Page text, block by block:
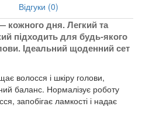
Відгуки (0)
кожного дня. Легкий та
підходить для будь-якого
Ідеальний щоденний сет
волосся і шкіру голови,
баланс. Нормалізує роботу
запобігає ламкості і надає